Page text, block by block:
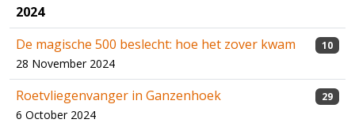
2024
De magische 500 beslecht: hoe het zover kwam
28 November 2024
10
Roetvliegenvanger in Ganzenhoek
6 October 2024
29